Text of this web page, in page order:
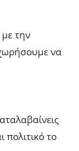
με την
να
πολιτικό το